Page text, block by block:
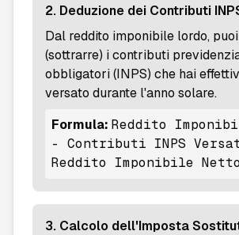
2. Deduzione dei Contributi
Dal reddito imponibile lordo,
(sottrarre) i contributi
obbligatori (INPS) che hai
versato durante l'anno solare.
Formula: Reddito
- Contributi INPS
Reddito Imponibile Netto
3. Calcolo dell'Imposta